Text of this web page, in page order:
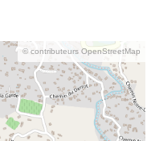
© contributeurs OpenStreetMap